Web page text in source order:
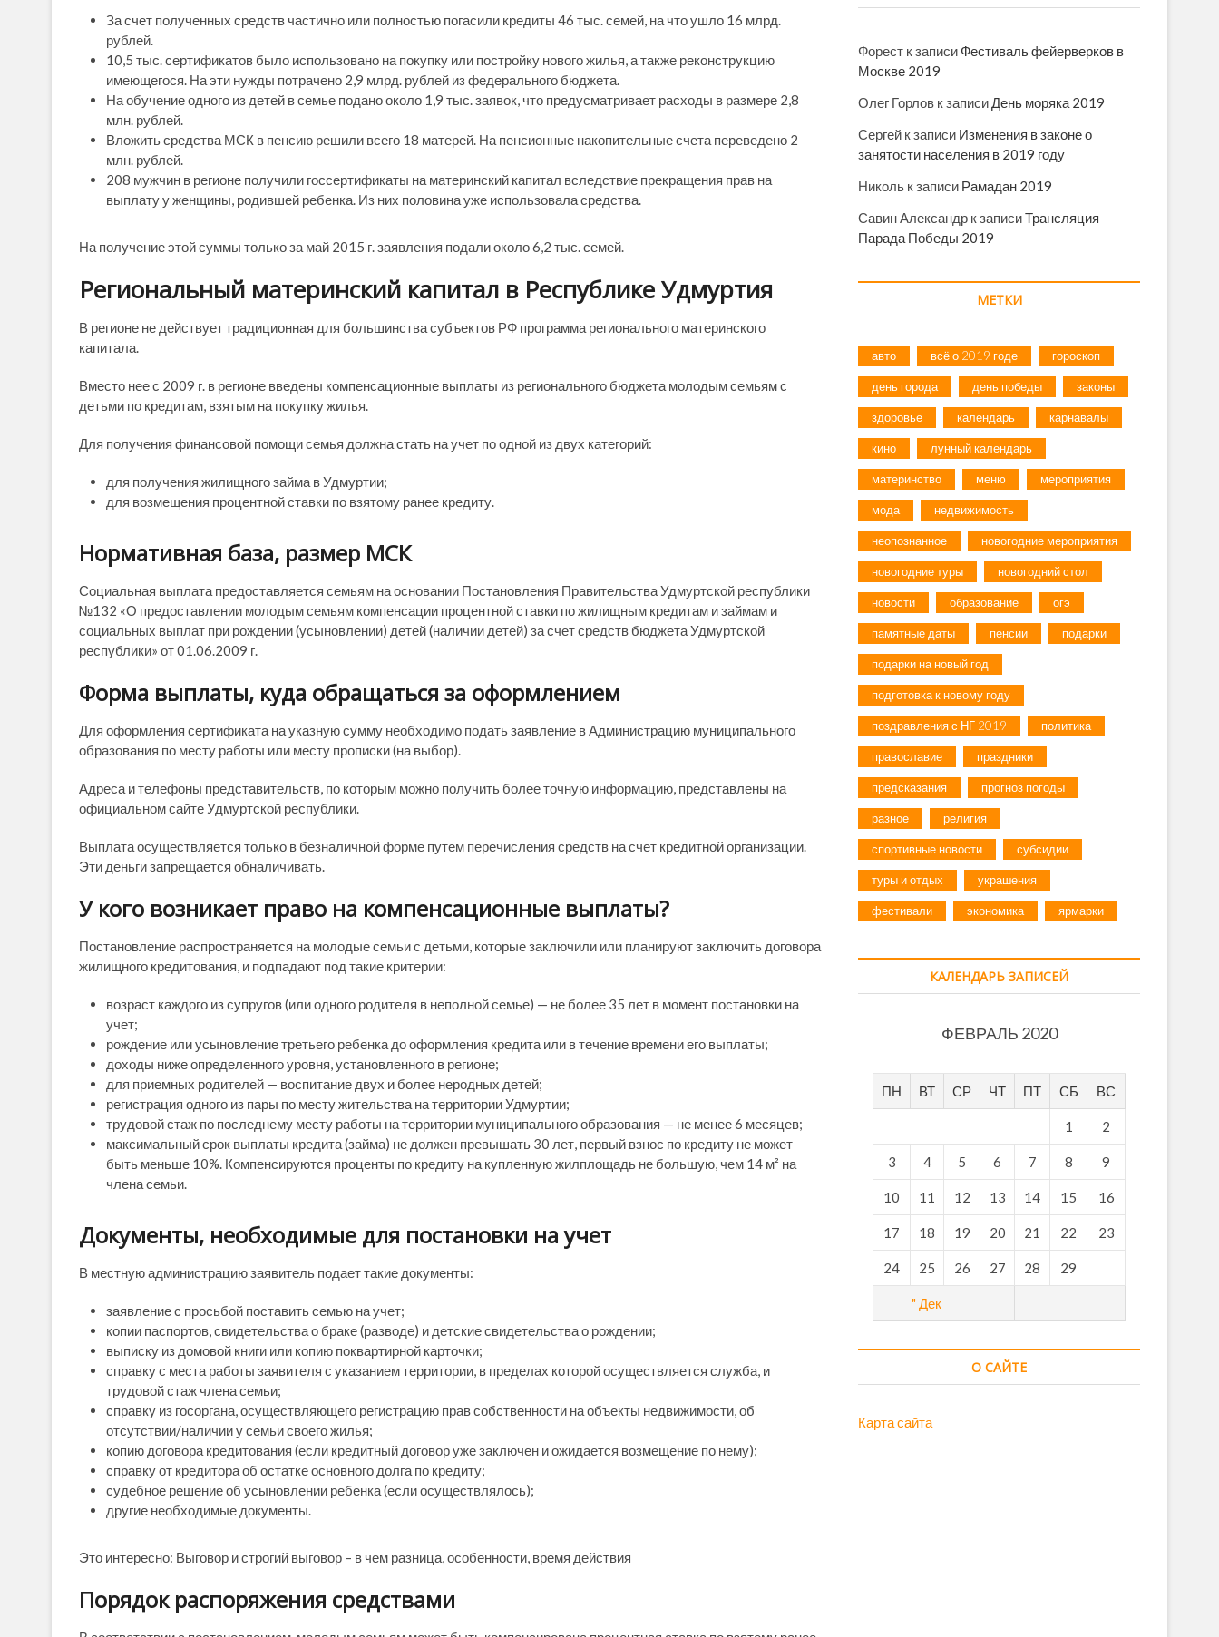
За счет полученных средств частично или полностью погасили кредиты 46 тыс. семей, на что ушло 16 млрд.
рублей.
10,5 тыс. сертификатов было использовано на покупку или постройку нового жилья, а также реконструкцию
имеющегося. На эти нужды потрачено 2,9 млрд. рублей из федерального бюджета.
На обучение одного из детей в семье подано около 1,9 тыс. заявок, что предусматривает расходы в размере 2,8
млн. рублей.
Вложить средства МСК в пенсию решили всего 18 матерей. На пенсионные накопительные счета переведено 2
млн. рублей.
208 мужчин в регионе получили госсертификаты на материнский капитал вследствие прекращения прав на
выплату у женщины, родившей ребенка. Из них половина уже использовала средства.
На получение этой суммы только за май 2015 г. заявления подали около 6,2 тыс. семей.
Региональный материнский капитал в Республике Удмуртия
В регионе не действует традиционная для большинства субъектов РФ программа регионального материнского
капитала.
Вместо нее с 2009 г. в регионе введены компенсационные выплаты из регионального бюджета молодым семьям с
детьми по кредитам, взятым на покупку жилья.
Для получения финансовой помощи семья должна стать на учет по одной из двух категорий:
для получения жилищного займа в Удмуртии;
для возмещения процентной ставки по взятому ранее кредиту.
Нормативная база, размер МСК
Социальная выплата предоставляется семьям на основании Постановления Правительства Удмуртской республики
№132 «О предоставлении молодым семьям компенсации процентной ставки по жилищным кредитам и займам и
социальных выплат при рождении (усыновлении) детей (наличии детей) за счет средств бюджета Удмуртской
республики» от 01.06.2009 г.
Форма выплаты, куда обращаться за оформлением
Для оформления сертификата на указную сумму необходимо подать заявление в Администрацию муниципального
образования по месту работы или месту прописки (на выбор).
Адреса и телефоны представительств, по которым можно получить более точную информацию, представлены на
официальном сайте Удмуртской республики.
Выплата осуществляется только в безналичной форме путем перечисления средств на счет кредитной организации.
Эти деньги запрещается обналичивать.
У кого возникает право на компенсационные выплаты?
Постановление распространяется на молодые семьи с детьми, которые заключили или планируют заключить договора
жилищного кредитования, и подпадают под такие критерии:
возраст каждого из супругов (или одного родителя в неполной семье) — не более 35 лет в момент постановки на
учет;
рождение или усыновление третьего ребенка до оформления кредита или в течение времени его выплаты;
доходы ниже определенного уровня, установленного в регионе;
для приемных родителей — воспитание двух и более неродных детей;
регистрация одного из пары по месту жительства на территории Удмуртии;
трудовой стаж по последнему месту работы на территории муниципального образования — не менее 6 месяцев;
максимальный срок выплаты кредита (займа) не должен превышать 30 лет, первый взнос по кредиту не может
быть меньше 10%. Компенсируются проценты по кредиту на купленную жилплощадь не большую, чем 14 м² на
члена семьи.
Документы, необходимые для постановки на учет
В местную администрацию заявитель подает такие документы:
заявление с просьбой поставить семью на учет;
копии паспортов, свидетельства о браке (разводе) и детские свидетельства о рождении;
выписку из домовой книги или копию поквартирной карточки;
справку с места работы заявителя с указанием территории, в пределах которой осуществляется служба, и
трудовой стаж члена семьи;
справку из госоргана, осуществляющего регистрацию прав собственности на объекты недвижимости, об
отсутствии/наличии у семьи своего жилья;
копию договора кредитования (если кредитный договор уже заключен и ожидается возмещение по нему);
справку от кредитора об остатке основного долга по кредиту;
судебное решение об усыновлении ребенка (если осуществлялось);
другие необходимые документы.
Это интересно: Выговор и строгий выговор – в чем разница, особенности, время действия
Порядок распоряжения средствами
Форест к записи Фестиваль фейерверков в
Москве 2019
Олег Горлов к записиДень моряка 2019
Сергей к записи Изменения в законе о
занятости населения в 2019 году
Николь к записи Рамадан 2019
Савин Александр к записиТрансляция
Парада Победы 2019
МЕТКИ
авто всё о 2019 годе гороскоп
день города день победы законы
здоровье календарь карнавалы
кино лунный календарь
материнство меню мероприятия
мода недвижимость
неопознанное новогодние мероприятия
новогодние туры новогодний стол
новости образование огэ
памятные даты пенсии подарки
подарки на новый год
подготовка к новому году
поздравления с НГ 2019 политика
православие праздники
предсказания прогноз погоды
разное религия
спортивные новости субсидии
туры и отдых украшения
фестивали экономика ярмарки
КАЛЕНДАРЬ ЗАПИСЕЙ
ФЕВРАЛЬ 2020
ПН ВТ СР ЧТ ПТ СБ ВС
" Дек
1 2
3 4 5 6 7 8 9
10 11 12 13 14 15 16
17 18 19 20 21 22 23
24 25 26 27 28 29
О САЙТЕ
Карта сайта